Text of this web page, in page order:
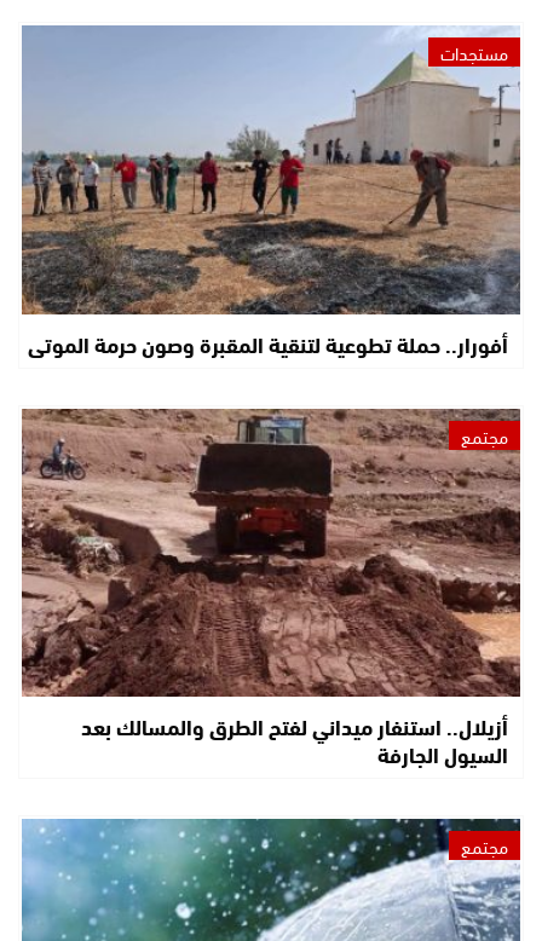
مستجدات
أفورار.. حملة تطوعية لتنقية المقبرة وصون حرمة الموتى
مجتمع
أزيلال.. استنفار ميداني لفتح الطرق والمسالك بعد
السيول الجارفة
مجتمع